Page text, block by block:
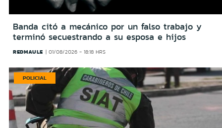
Banda citó a mecánico por un falso trabajo y
terminó secuestrando a su esposa e hijos
REDMAULE 01/08/2026 - 18:18 HRS
POLICIAL